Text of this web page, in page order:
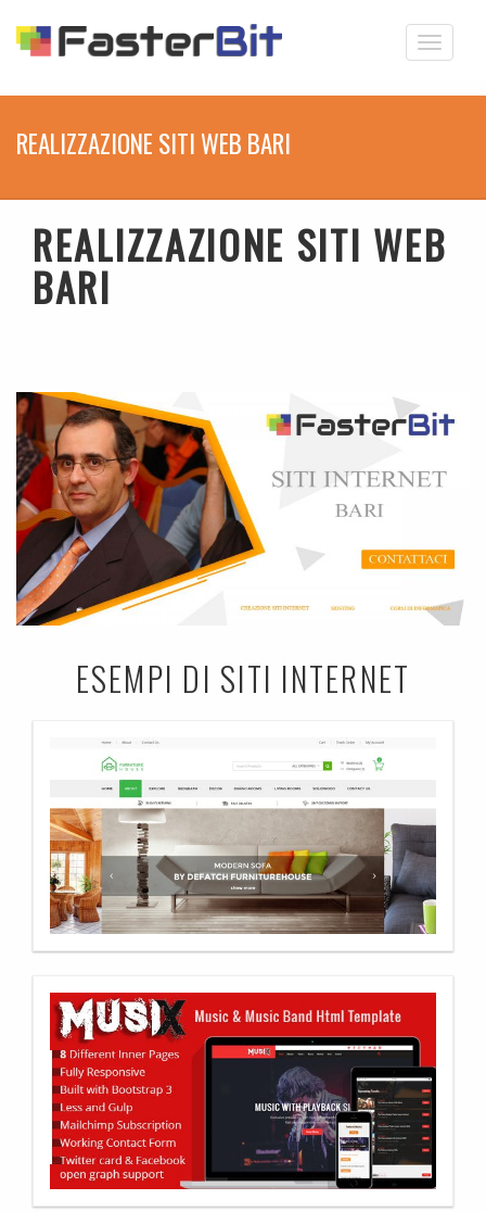
Toggle
REALIZZAZIONE SITI WEB BARI
REALIZZAZIONE SITI WEB
BARI
ESEMPI DI SITI INTERNET